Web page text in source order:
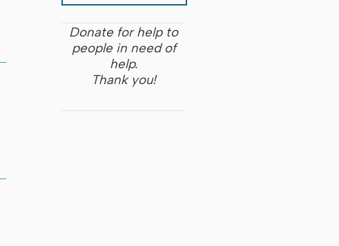
Donate for help to
people in need of
help.
Thank you!